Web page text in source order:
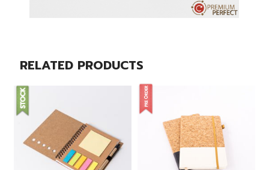
RELATED PRODUCTS